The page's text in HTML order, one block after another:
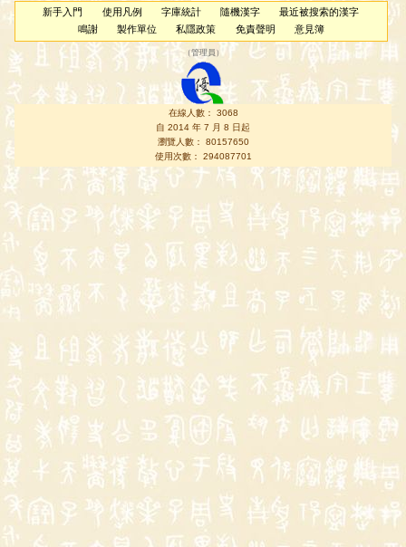
新手入門 使用凡例 字庫統計 隨機漢字
最近被搜索的漢字
鳴謝
製作單位 私隱政策 免責聲明 意見簿
（管理員 ）
在線人數： 3068
自 2014 年 7 月 8 日起
瀏覽人數： 80157650
使用次數： 294087701